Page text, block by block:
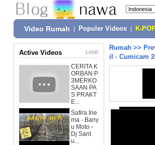
Video Rumah Populer Videos K-
Active Videos Lebih
CERITA K
ORBAN P
3MERKO
SAAN PA
S PRAKT
E...
Safira Ine
ma - Bany
u Moto -
Dj Sant
u...
Rumah >>
il - Cumicam